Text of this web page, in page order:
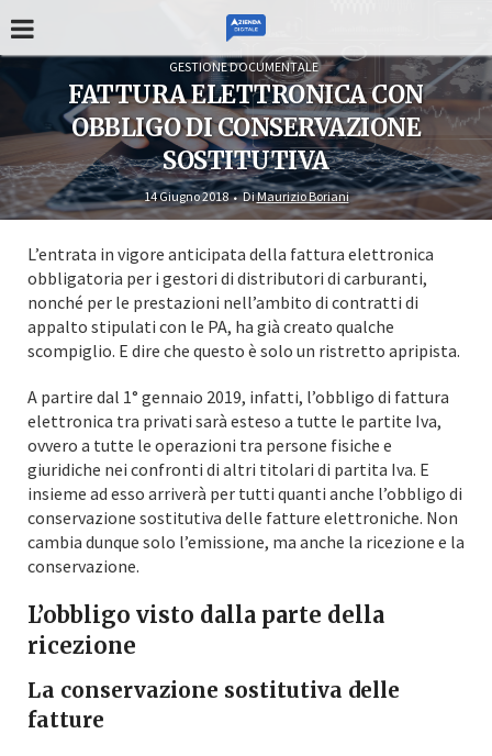
GESTIONE DOCUMENTALE
FATTURA ELETTRONICA CON
OBBLIGO DI CONSERVAZIONE
SOSTITUTIVA
14 Giugno 2018 DiMaurizio Boriani
L’entrata in vigore anticipata della fattura elettronica
obbligatoria per i gestori di distributori di carburanti,
nonché per le prestazioni nell’ambito di contratti di
appalto stipulati con le PA, ha già creato qualche
scompiglio. E dire che questo è solo un ristretto apripista.
A partire dal 1° gennaio 2019, infatti, l’obbligo di fattura
elettronica tra privati sarà esteso a tutte le partite Iva,
ovvero a tutte le operazioni tra persone fisiche e
giuridiche nei confronti di altri titolari di partita Iva. E
insieme ad esso arriverà per tutti quanti anche l’obbligo di
conservazione sostitutiva delle fatture elettroniche. Non
cambia dunque solo l’emissione, ma anche la ricezione e la
conservazione.
L’obbligo visto dalla parte della
ricezione
La conservazione sostitutiva delle
fatture